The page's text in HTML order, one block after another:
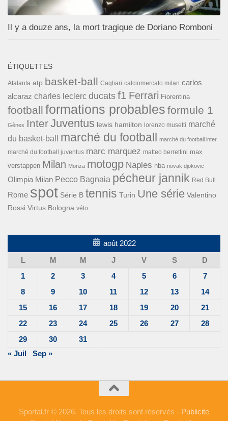
Il y a douze ans, la mort tragique de Doriano Romboni
ÉTIQUETTES
Atalanta atp basket-ball Cagliari calciomercato milan carlos
alcaraz charles leclerc ducats f1 Ferrari Fiorentina
football formations probables formule 1
Gênes InterJuventus lewis hamilton lorenzo musetti marché
du basket-ball
marché du football marché du football inter
marché du football juventus marc marquez matteo berrettini max
verstappen Milan Monza motogp Naples nba novak djokovic
Olimpia Milan Pecco Bagnaia pécheur jannik Red Bull
Rome spot Série B tennis Turin Une série Valentino
Rossi Virtus Bologna vélo
août 2022
L
M M J V S
D
1
2 3 4 5 6
7
8
9 10 11 12 13
14
15
16 17 18 19 20
21
22
23 24 25 26 27
28
29
30
31
« Juil
Sep »
Sportal.fr © 2026. Tous les droits sont réservés - Publicite